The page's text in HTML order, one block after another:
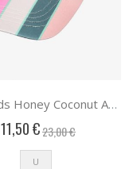
Roxy Kids Honey Coconut Αξεσουαρ Παιδικο Girl
11,50 €23,00 €
U